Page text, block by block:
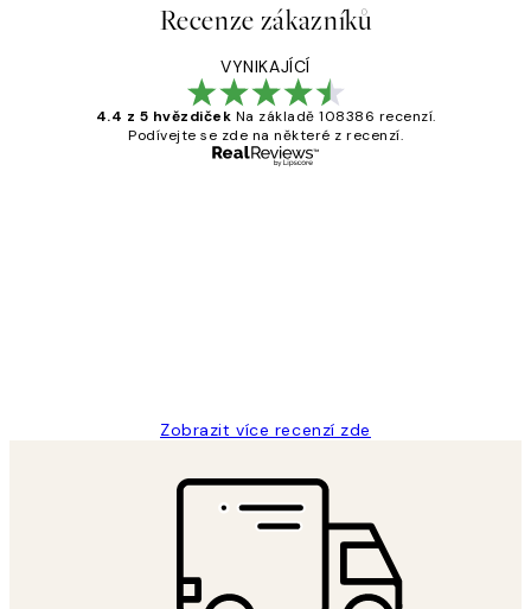
Recenze zákazníků
VYNIKAJÍCÍ
4.4 z 5 hvězdiček Na základě 108386 recenzí.
Podívejte se zde na některé z recenzí.
Zobrazit více recenzí zde